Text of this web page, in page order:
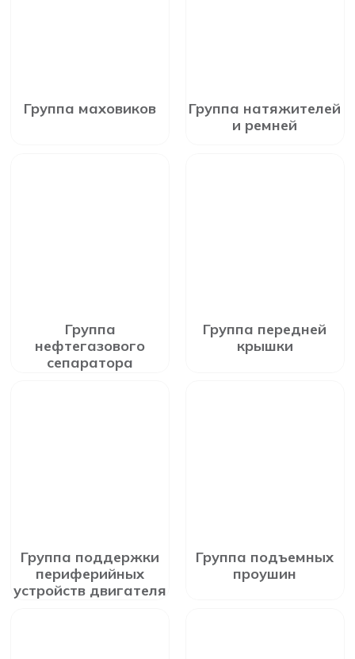
Группа маховиков
Группа натяжителей
и ремней
Группа
нефтегазового
сепаратора
Группа передней
крышки
Группа поддержки
периферийных
устройств двигателя
Группа подъемных
проушин